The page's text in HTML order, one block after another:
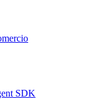
SDK